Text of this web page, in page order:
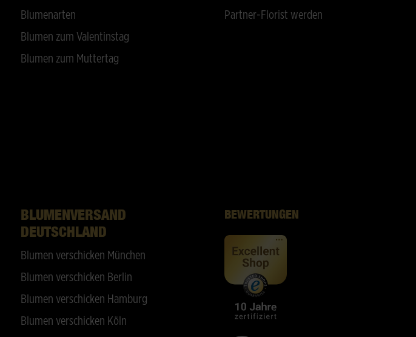
Blumenarten
Blumen zum Valentinstag
Blumen zum Muttertag
Partner-Florist werden
BLUMENVERSAND
DEUTSCHLAND
Blumen verschicken München
Blumen verschicken Berlin
Blumen verschicken Hamburg
Blumen verschicken Köln
BEWERTUNGEN